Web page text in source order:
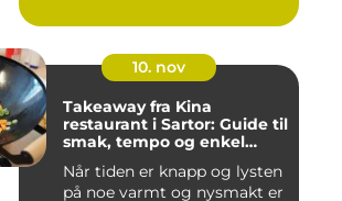
10. nov
Takeaway fra Kina
restaurant i Sartor: Guide til
smak, tempo og enkel
Når tiden er knapp og lysten
på noe varmt og nysmakt er